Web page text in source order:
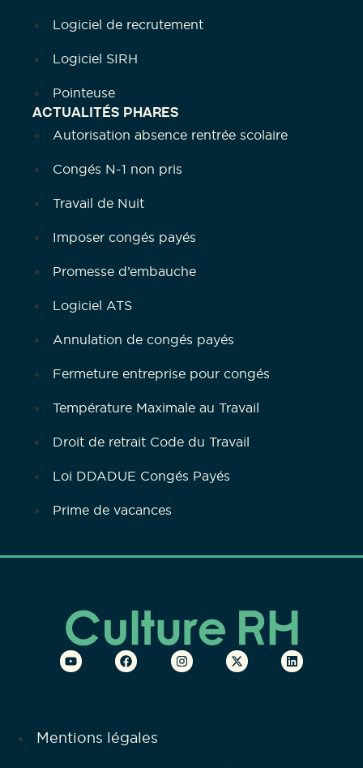
Logiciel de recrutement
Logiciel SIRH
Pointeuse
ACTUALITÉS PHARES
Autorisation absence rentrée scolaire
Congés N-1 non pris
Travail de Nuit
Imposer congés payés
Promesse d’embauche
Logiciel ATS
Annulation de congés payés
Fermeture entreprise pour congés
Température Maximale au Travail
Droit de retrait Code du Travail
Loi DDADUE Congés Payés
Prime de vacances
Mentions légales